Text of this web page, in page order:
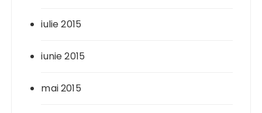
iulie 2015
iunie 2015
mai 2015